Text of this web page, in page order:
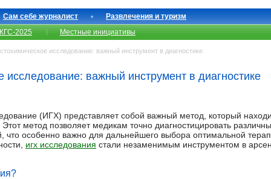
Сам себе журналист
Развлечения и туризм
2025
Местные инициативы
исследование: важный инструмент в диагностике
исследование: важный инструмент в диагностике
(ИГХ) представляет собой важный метод, который
метод позволяет медикам точно диагностицировать
что особенно важно для дальнейшего выбора оптимальной
игх исследования стали незаменимым инструментом в